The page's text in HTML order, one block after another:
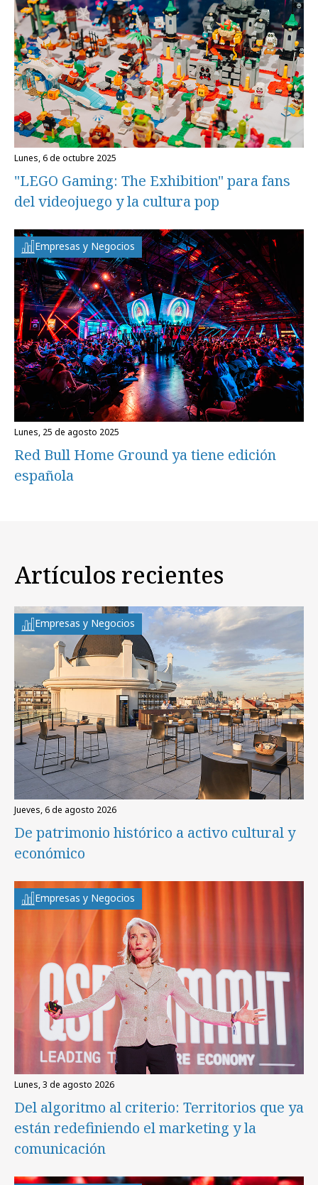
lunes, 6 de octubre 2025
"LEGO Gaming: The Exhibition" para fans
del videojuego y la cultura pop
Empresas y Negocios
lunes, 25 de agosto 2025
Red Bull Home Ground ya tiene edición
española
Artículos recientes
Empresas y Negocios
jueves, 6 de agosto 2026
De patrimonio histórico a activo cultural y
económico
Empresas y Negocios
lunes, 3 de agosto 2026
Del algoritmo al criterio: Territorios que ya
están redefiniendo el marketing y la
comunicación